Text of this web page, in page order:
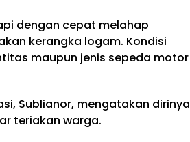
dengan cepat melahap
kerangka logam. Kondisi
maupun jenis sepeda motor
Sublianor, mengatakan dirinya
teriakan warga.